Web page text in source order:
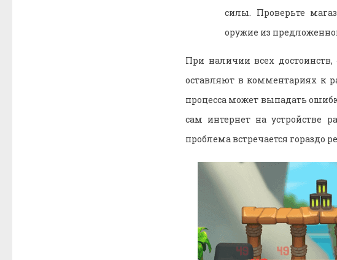
силы. Проверьте
оружие из
При наличии всех
оставляют в комментариях к
процесса может выпадать
сам интернет на устройстве
проблема встречается гораздо